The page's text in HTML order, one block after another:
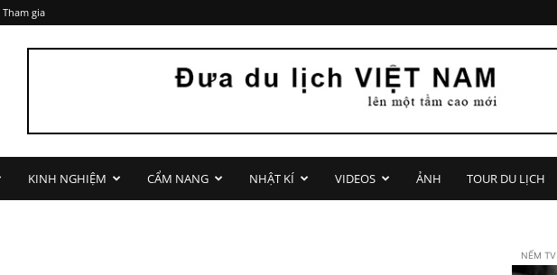
gia
KINH NGHIỆM CẨM NANG NHẬT KÍ VIDEOS ẢNH TOUR DU LỊCH
NẾM TV